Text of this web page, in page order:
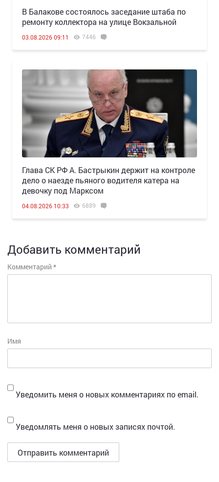
В Балакове состоялось заседание штаба по
ремонту коллектора на улице Вокзальной
03.08.2026 09:11 7446
Глава СК РФ А. Бастрыкин держит на контроле
дело о наезде пьяного водителя катера на
девочку под Марксом
04.08.2026 10:33 6889
Добавить комментарий
Комментарий *
Имя
Уведомить меня о новых комментариях по email.
Уведомлять меня о новых записях почтой.